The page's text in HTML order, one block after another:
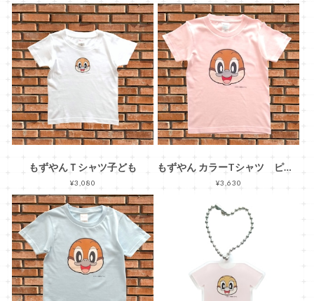
もずやんＴシャツ子ども
¥3,080
もずやん カラーTシャツ ピンク
¥3,630